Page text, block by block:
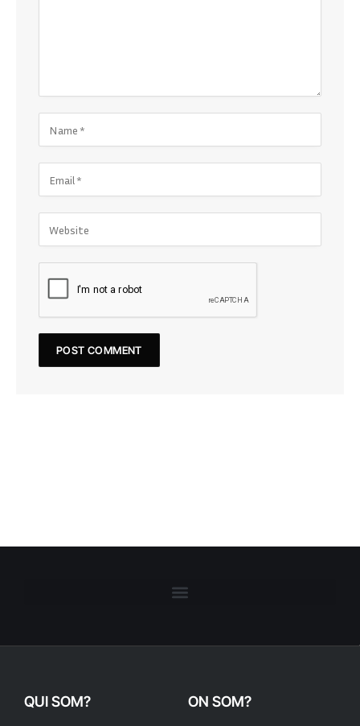
QUI SOM? ON SOM?